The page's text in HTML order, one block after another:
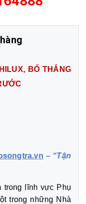
BỐ THẮNG
– “Tận
trong lĩnh vực Phụ
trong những Nhà